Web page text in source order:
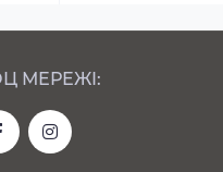
МЕРЕЖІ: